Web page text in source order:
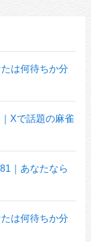
は何待ちか分
Xで話題の麻雀
｜あなたなら
は何待ちか分